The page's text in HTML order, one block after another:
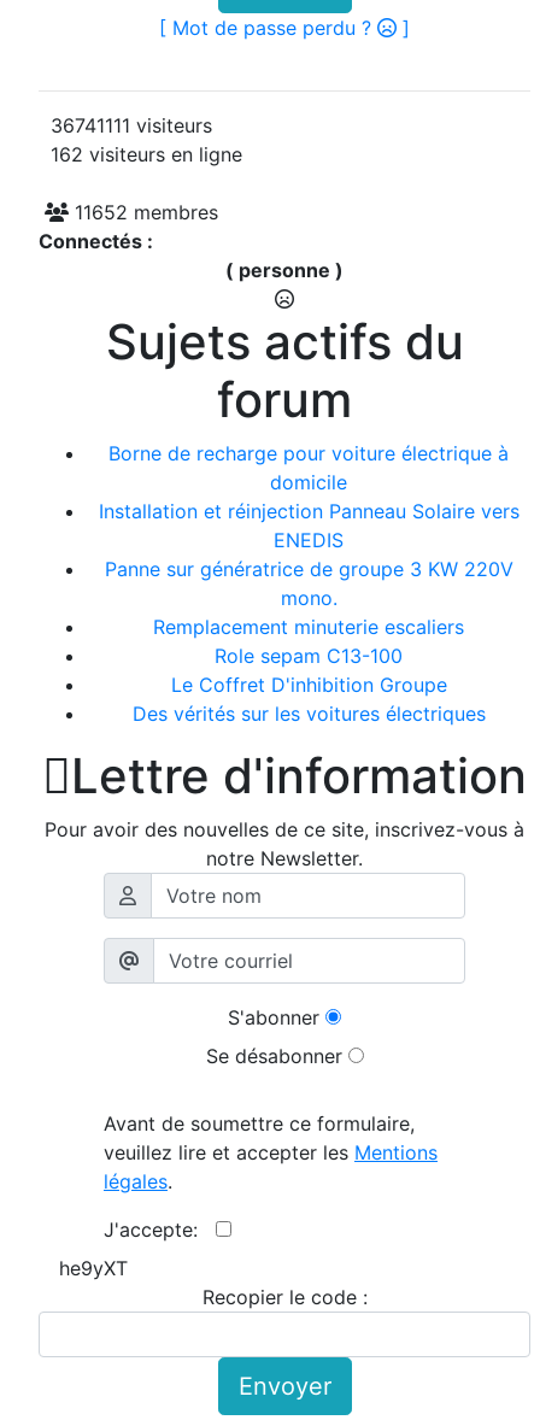
[ Mot de passe perdu ? ]
36741111 visiteurs
162 visiteurs en ligne
11652 membres
Connectés :
( personne )
Sujets actifs du
forum
Borne de recharge pour voiture électrique à
domicile
Installation et réinjection Panneau Solaire vers
ENEDIS
Panne sur génératrice de groupe 3 KW 220V
mono.
Remplacement minuterie escaliers
Role sepam C13-100
Le Coffret D'inhibition Groupe
Des vérités sur les voitures électriques
Lettre d'information
Pour avoir des nouvelles de ce site, inscrivez-vous à
notre Newsletter.
S'abonner
Se désabonner
Avant de soumettre ce formulaire,
veuillez lire et accepter les Mentions
légales.
J'accepte:
he9yXT
Recopier le code :
Envoyer